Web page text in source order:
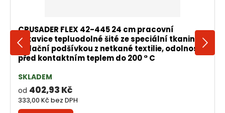
CRUSADER FLEX 42-445 24 cm pracovní
rukavice tepluodolné šité ze speciální tkaniny s
izolační podšívkou z netkané textilie, odolností
před kontaktním teplem do 200 ° C
od 402,93 Kč
333,00 Kč bez DPH
SKLADEM